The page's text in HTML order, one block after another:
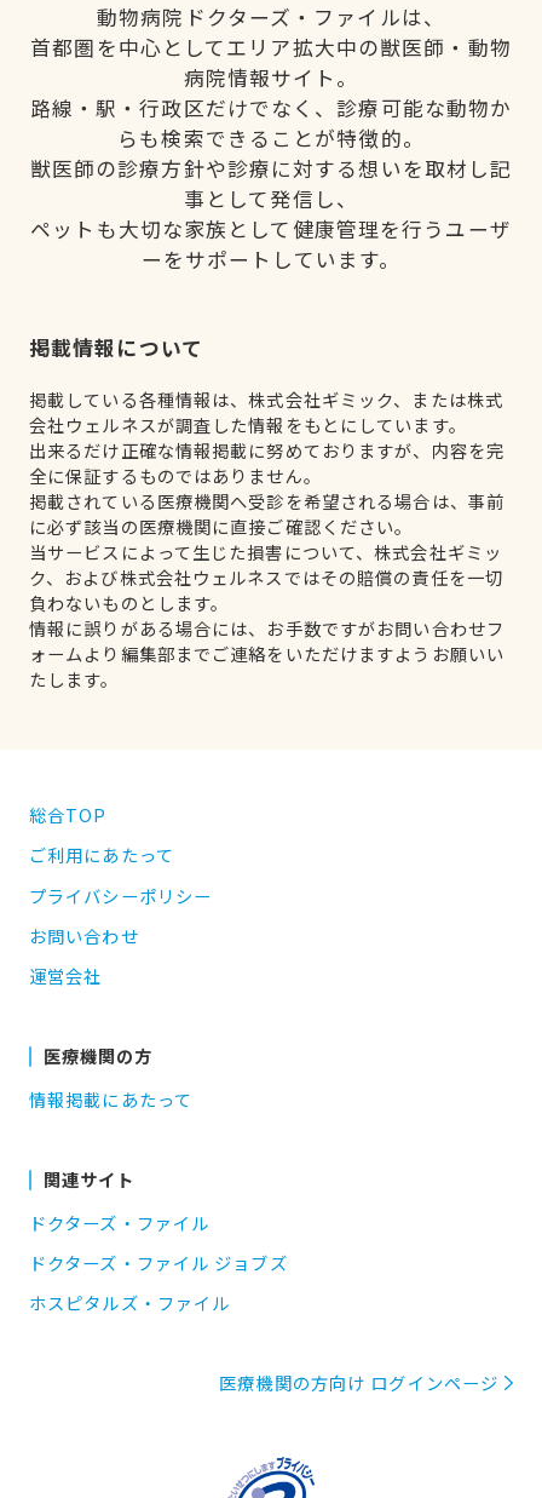
動物病院ドクターズ・ファイルは、
首都圏を中心としてエリア拡大中の獣医師・動物
病院情報サイト。
路線・駅・行政区だけでなく、診療可能な動物か
らも検索できることが特徴的。
獣医師の診療方針や診療に対する想いを取材し記
事として発信し、
ペットも大切な家族として健康管理を行うユーザ
ーをサポートしています。
掲載情報について
掲載している各種情報は、株式会社ギミック、または株式
会社ウェルネスが調査した情報をもとにしています。
出来るだけ正確な情報掲載に努めておりますが、内容を完
全に保証するものではありません。
掲載されている医療機関へ受診を希望される場合は、事前
に必ず該当の医療機関に直接ご確認ください。
当サービスによって生じた損害について、株式会社ギミッ
ク、および株式会社ウェルネスではその賠償の責任を一切
負わないものとします。
情報に誤りがある場合には、お手数ですがお問い合わせフ
ォームより編集部までご連絡をいただけますようお願いい
たします。
総合TOP
ご利用にあたって
プライバシーポリシー
お問い合わせ
運営会社
医療機関の方
情報掲載にあたって
関連サイト
ドクターズ・ファイル
ドクターズ・ファイル ジョブズ
ホスピタルズ・ファイル
医療機関の方向け ログインページ